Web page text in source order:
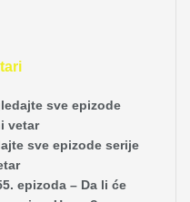
sve epizode
vetar
sve epizode serije
epizoda – Da li će